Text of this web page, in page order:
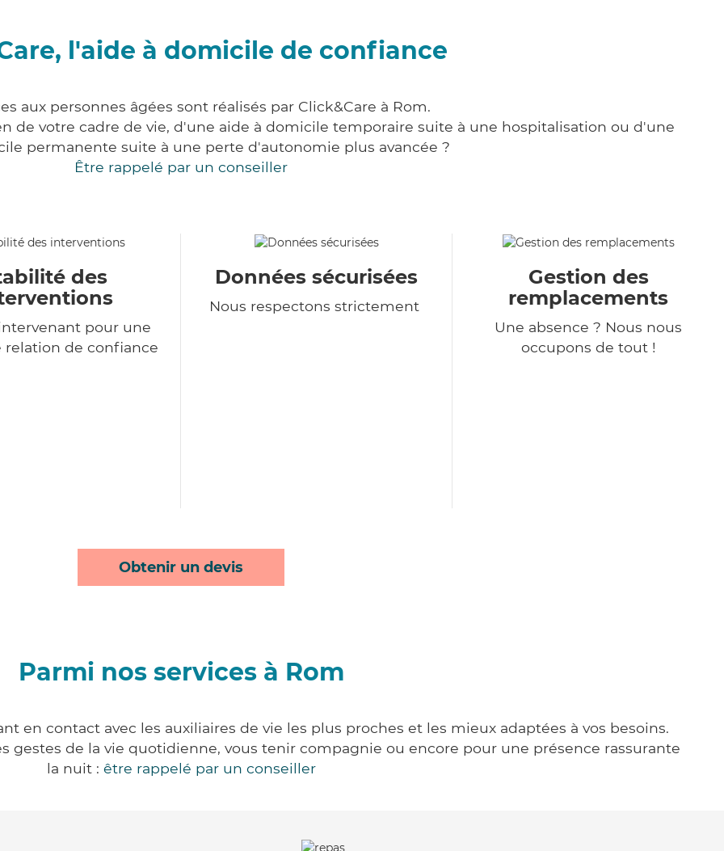
l'aide à domicile de confiance
aux personnes âgées sont réalisés par Click&Care à Rom.
de votre cadre de vie, d'une aide à domicile temporaire suite à une hospitalisation ou d'une
permanente suite à une perte d'autonomie plus avancée ?
Être rappelé par un conseiller
des
pour une
relation de confiance
Données sécurisées
Nous respectons strictement
Gestion des
remplacements
Une absence ? Nous nous
occupons de tout !
Obtenir un devis
Parmi nos services à Rom
en contact avec les auxiliaires de vie les plus proches et les mieux adaptées à vos besoins.
gestes de la vie quotidienne, vous tenir compagnie ou encore pour une présence rassurante
la nuit : être rappelé par un conseiller